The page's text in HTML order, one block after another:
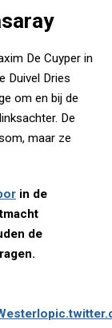
De Cuyper in
Duivel Dries
om en bij de
De
maar ze
in de
de